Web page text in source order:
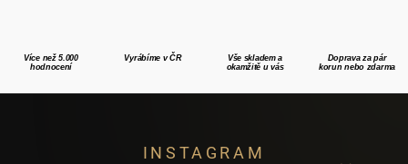
Více než 5.000
hodnocení
Vyrábíme v ČR
Vše skladem a
okamžitě u vás
Doprava za pár
korun nebo zdarma
INSTAGRAM